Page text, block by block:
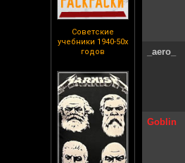
Советские
учебники 1940-50х
годов
_aero_
Goblin